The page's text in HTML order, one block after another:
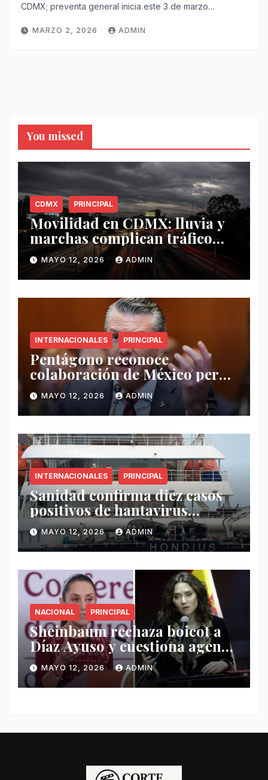
CDMX; preventa general inicia este 3 de marzo…
MARZO 2, 2026 ADMIN
You missed
CDMX PRINCIPAL
Movilidad en CDMX: lluvia y
marchas complican tráfico
este 12 de mayo
MAYO 12, 2026 ADMIN
INTERNACIONALES PRINCIPAL
Pentágono reconoce
colaboración de México pero
exige mayor operatividad
antidrogas
MAYO 12, 2026 ADMIN
INTERNACIONALES PRINCIPAL
Sanidad confirma diez casos
positivos de hantavirus
vinculados al crucero MV
Hondius
MAYO 12, 2026 ADMIN
NACIONAL PRINCIPAL
Sheinbaum rechaza boicot a
Díaz Ayuso y cuestiona agenda
de funcionaria española
MAYO 12, 2026 ADMIN